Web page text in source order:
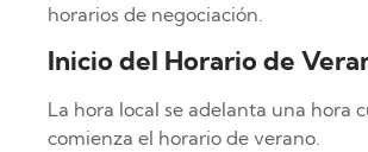
horarios de negociación.
Inicio del Horario de
La hora local se adelanta una hora
comienza el horario de verano.